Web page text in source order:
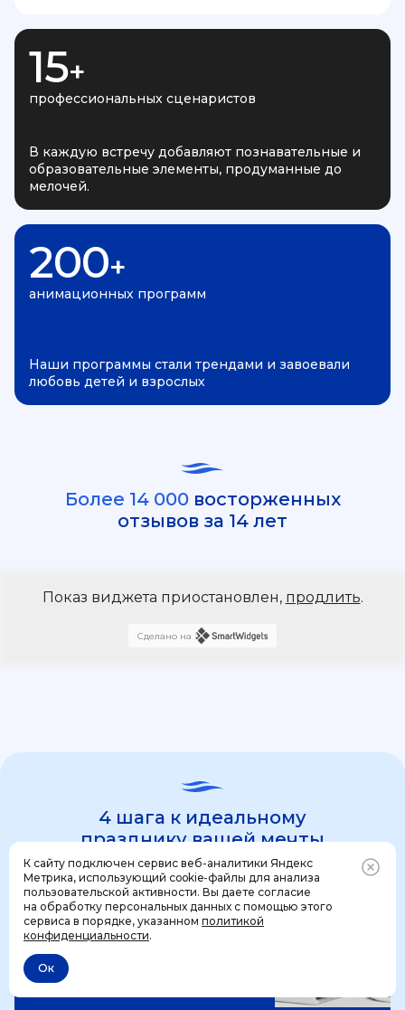
Позвонить+7 (499) 444-31-53
К сайту подключен сервис веб-аналитики Яндекс
Метрика, использующий cookie-файлы для анализа
пользовательской активности. Вы даете согласие
на обработку персональных данных с помощью этого
сервиса в порядке, указанном политикой
конфиденциальности.
Ок
15+
профессиональных сценаристов
В каждую встречу добавляют познавательные и
образовательные элементы, продуманные до
мелочей.
200+
анимационных программ
Наши программы стали трендами и завоевали
любовь детей и взрослых
Более 14 000восторженных
отзывов за 14 лет
Показ виджета приостановлен, продлить.
Сделано на
4 шага к идеальному
празднику вашей мечты
1 шаг